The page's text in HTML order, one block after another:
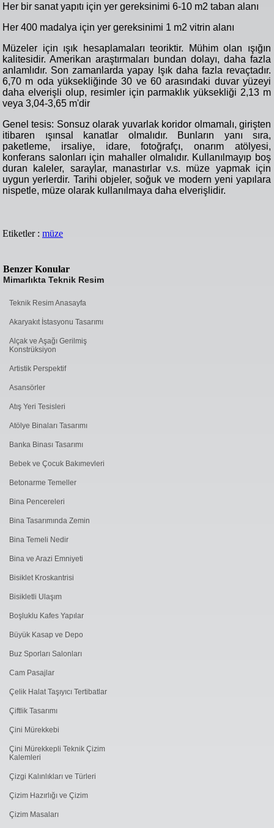
Her bir sanat yapıtı için yer gereksinimi 6-10 m2 taban alanı
Her 400 madalya için yer gereksinimi 1 m2 vitrin alanı
Müzeler için ışık hesaplamaları teoriktir. Mühim olan ışığın
kalitesidir. Amerikan araştırmaları bundan dolayı, daha fazla
anlamlıdır. Son zamanlarda yapay Işık daha fazla revaçtadır.
6,70 m oda yüksekliğinde 30 ve 60 arasındaki duvar yüzeyi
daha elverişli olup, resimler için parmaklık yüksekliği 2,13 m
veya 3,04-3,65 m'dir
Genel tesis: Sonsuz olarak yuvarlak koridor olmamalı, girişten
itibaren ışınsal kanatlar olmalıdır. Bunların yanı sıra,
paketleme, irsaliye, idare, fotoğrafçı, onarım atölyesi,
konferans salonları için mahaller olmalıdır. Kullanılmayıp boş
duran kaleler, saraylar, manastırlar v.s. müze yapmak için
uygun yerlerdir. Tarihi objeler, soğuk ve modern yeni yapılara
nispetle, müze olarak kullanılmaya daha elverişlidir.
Etiketler : müze
Benzer Konular
Mimarlıkta Teknik Resim
Teknik Resim Anasayfa
Akaryakıt İstasyonu Tasarımı
Alçak ve Aşağı Gerilmiş
Konstrüksiyon
Artistik Perspektif
Asansörler
Atış Yeri Tesisleri
Atölye Binaları Tasarımı
Banka Binası Tasarımı
Bebek ve Çocuk Bakımevleri
Betonarme Temeller
Bina Pencereleri
Bina Tasarımında Zemin
Bina Temeli Nedir
Bina ve Arazi Emniyeti
Bisiklet Kroskantrisi
Bisikletli Ulaşım
Boşluklu Kafes Yapılar
Büyük Kasap ve Depo
Buz Sporları Salonları
Cam Pasajlar
Çelik Halat Taşıyıcı Tertibatlar
Çiftlik Tasarımı
Çini Mürekkebi
Çini Mürekkepli Teknik Çizim
Kalemleri
Çizgi Kalınlıkları ve Türleri
Çizim Hazırlığı ve Çizim
Çizim Masaları